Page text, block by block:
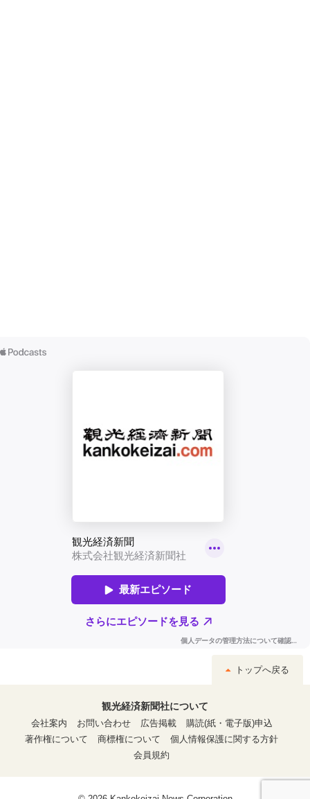
トップへ戻る
観光経済新聞社について
会社案内
お問い合わせ 広告掲載
購読(紙・電子版)申込
著作権について
商標権について
個人情報保護に関する方針
会員規約